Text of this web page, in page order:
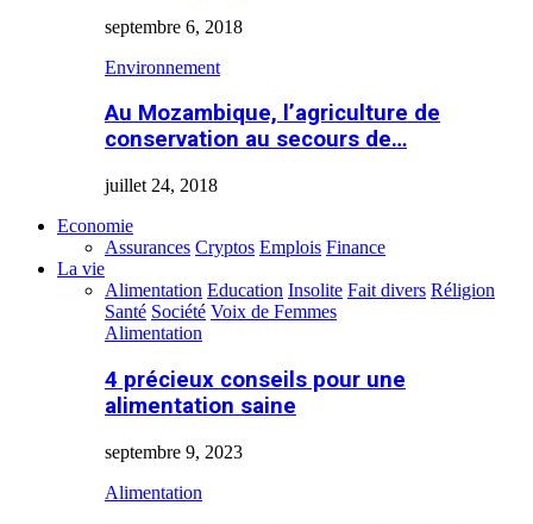
septembre 6, 2018
Environnement
Au Mozambique, l’agriculture de
conservation au secours de…
juillet 24, 2018
Economie
Assurances Cryptos Emplois Finance
La vie
Alimentation Education Insolite Fait divers Réligion
Santé Société Voix de Femmes
Alimentation
4 précieux conseils pour une
alimentation saine
septembre 9, 2023
Alimentation